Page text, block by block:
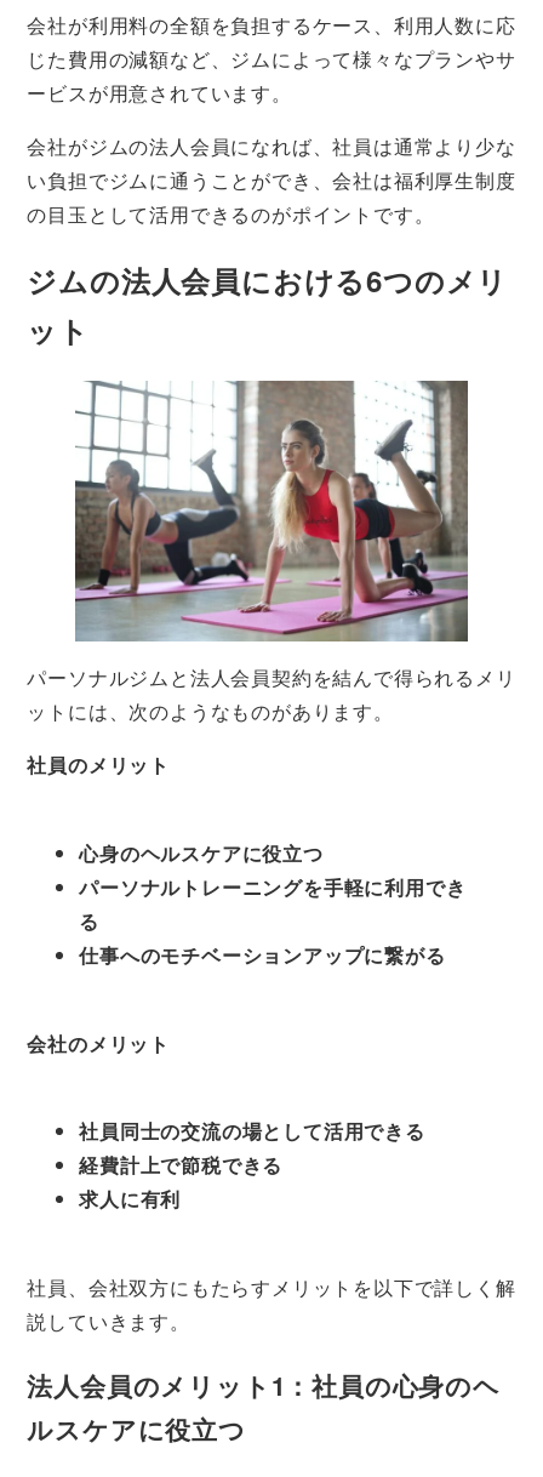
会社が利用料の全額を負担するケース、利用人数に応
じた費用の減額など、ジムによって様々なプランやサ
ービスが用意されています。
会社がジムの法人会員になれば、社員は通常より少な
い負担でジムに通うことができ、会社は福利厚生制度
の目玉として活用できるのがポイントです。
ジムの法人会員における6つのメリ
ット
パーソナルジムと法人会員契約を結んで得られるメリ
ットには、次のようなものがあります。
社員のメリット
心身のヘルスケアに役立つ
パーソナルトレーニングを手軽に利用でき
る
仕事へのモチベーションアップに繋がる
会社のメリット
社員同士の交流の場として活用できる
経費計上で節税できる
求人に有利
社員、会社双方にもたらすメリットを以下で詳しく解
説していきます。
法人会員のメリット1：社員の心身のヘ
ルスケアに役立つ